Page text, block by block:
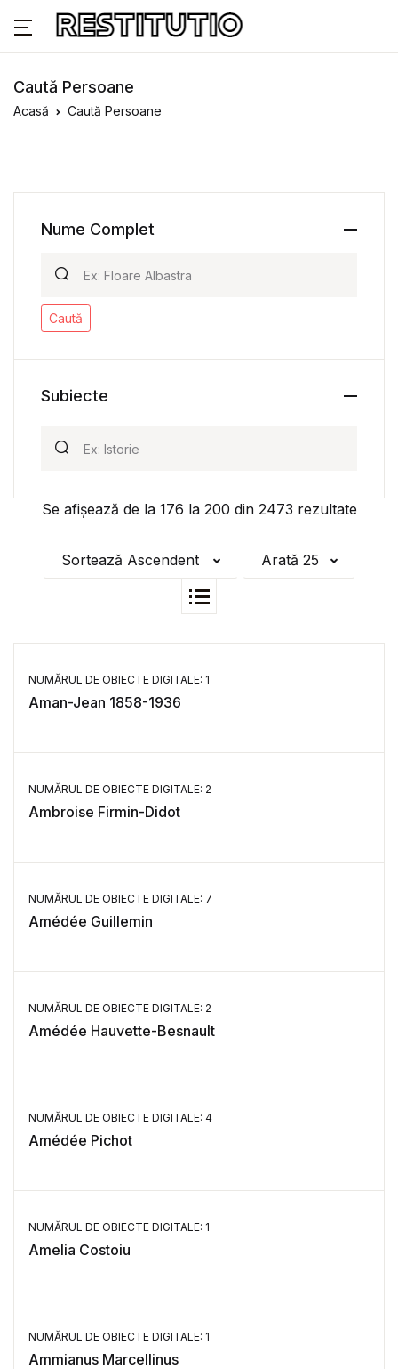
Caută Persoane
Acasă Caută Persoane
Se afișează de la 176 la 200 din 2473 rezultate
Sortează Ascendent Arată 25
NUMĂRUL DE OBIECTE DIGITALE: 1
Aman-Jean 1858-1936
NUMĂRUL DE OBIECTE DIGITALE: 2
Ambroise Firmin-Didot
NUMĂRUL DE OBIECTE DIGITALE: 7
Amédée Guillemin
NUMĂRUL DE OBIECTE DIGITALE: 2
Amédée Hauvette-Besnault
NUMĂRUL DE OBIECTE DIGITALE: 4
Amédée Pichot
NUMĂRUL DE OBIECTE DIGITALE: 1
Amelia Costoiu
NUMĂRUL DE OBIECTE DIGITALE: 1
Ammianus Marcellinus
Nume Complet
Caută
Subiecte